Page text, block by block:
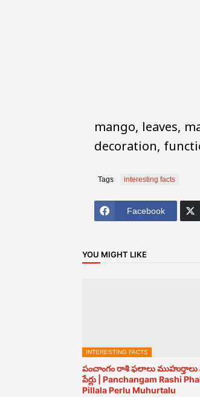
mango, leaves,
decoration,
Tags interesting facts
Facebook
YOU MIGHT LIKE
INTERESTING FACTS
పంచాంగం రాశి ఫలాలు ముహుర్తాలు
పేర్లు | Panchangam Rashi
Pillala Perlu Muhurtalu